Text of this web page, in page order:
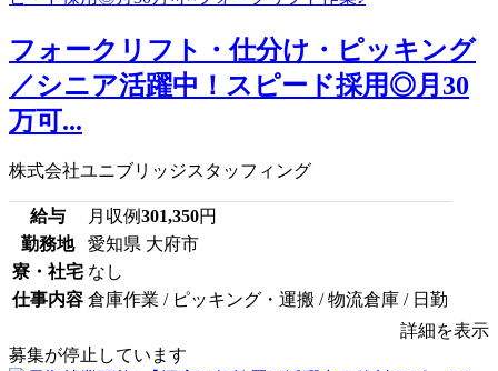
フォークリフト・仕分け・ピッキング
／シニア活躍中！スピード採用◎月30
万可...
株式会社ユニブリッジスタッフィング
給与 月収例301,350円
勤務地
愛知県 大府市
寮・社宅 なし
仕事内容 倉庫作業 / ピッキング・運搬 / 物流倉庫 / 日勤
詳細を表示
募集が停止しています